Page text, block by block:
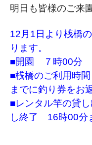
明日も皆様のご来
12月1日より桟橋
ります。
■開園 ７時00分
■桟橋のご利用時
までに釣り券をお
■レンタル竿の貸
し終了 16時00分